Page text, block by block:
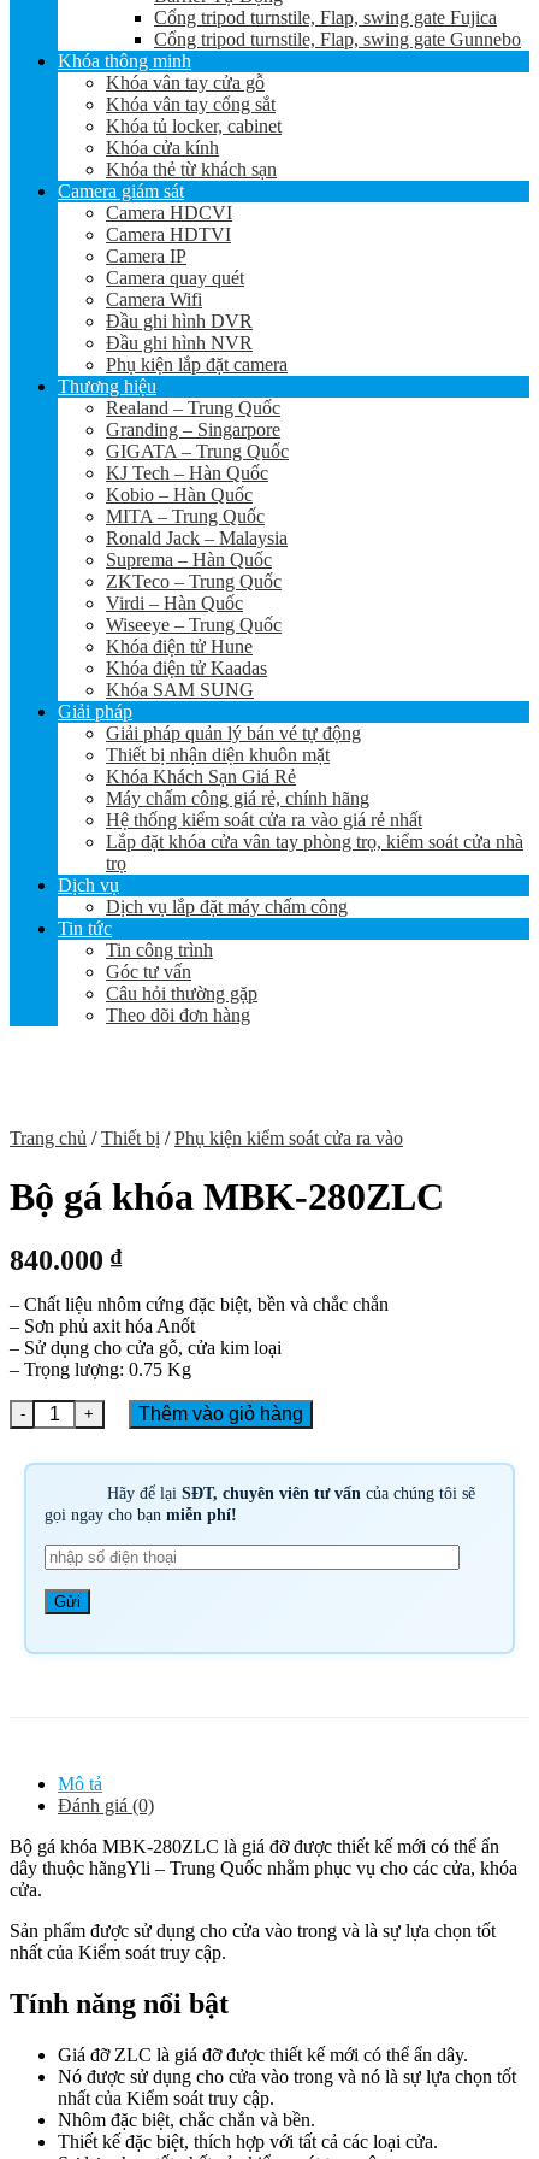
Cổng tripod turnstile, Flap, swing gate Fujica
Cổng tripod turnstile, Flap, swing gate Gunnebo
Khóa thông minh
Khóa vân tay cửa gỗ
Khóa vân tay cổng sắt
Khóa tủ locker, cabinet
Khóa cửa kính
Khóa thẻ từ khách sạn
Camera giám sát
Camera HDCVI
Camera HDTVI
Camera IP
Camera quay quét
Camera Wifi
Đầu ghi hình DVR
Đầu ghi hình NVR
Phụ kiện lắp đặt camera
Thương hiệu
Realand – Trung Quốc
Granding – Singarpore
GIGATA – Trung Quốc
KJ Tech – Hàn Quốc
Kobio – Hàn Quốc
MITA – Trung Quốc
Ronald Jack – Malaysia
Suprema – Hàn Quốc
ZKTeco – Trung Quốc
Virdi – Hàn Quốc
Wiseeye – Trung Quốc
Khóa điện tử Hune
Khóa điện tử Kaadas
Khóa SAM SUNG
Giải pháp
Giải pháp quản lý bán vé tự động
Thiết bị nhận diện khuôn mặt
Khóa Khách Sạn Giá Rẻ
Máy chấm công giá rẻ, chính hãng
Hệ thống kiểm soát cửa ra vào giá rẻ nhất
Lắp đặt khóa cửa vân tay phòng trọ, kiểm soát cửa nhà
trọ
Dịch vụ
Dịch vụ lắp đặt máy chấm công
Tin tức
Tin công trình
Góc tư vấn
Câu hỏi thường gặp
Theo dõi đơn hàng
Trang chủ / Thiết bị / Phụ kiện kiểm soát cửa ra vào
Bộ gá khóa MBK-280ZLC
840.000 ₫
– Chất liệu nhôm cứng đặc biệt, bền và chắc chắn
– Sơn phủ axit hóa Anốt
– Sử dụng cho cửa gỗ, cửa kim loại
– Trọng lượng: 0.75 Kg
Bộ gá khóa MBK-280ZLC số lượng
Thêm vào giỏ hàng
Hãy để lạiSĐT, chuyên viên tư vấncủa chúng tôi sẽ
gọi ngay cho bạn miễn phí!
Mô tả
Đánh giá (0)
Bộ gá khóa MBK-280ZLC là giá đỡ được thiết kế mới có thể ẩn
dây thuộc hãngYli – Trung Quốc nhằm phục vụ cho các cửa, khóa
cửa.
Sản phẩm được sử dụng cho cửa vào trong và là sự lựa chọn tốt
nhất của Kiểm soát truy cập.
Tính năng nổi bật
Giá đỡ ZLC là giá đỡ được thiết kế mới có thể ẩn dây.
Nó được sử dụng cho cửa vào trong và nó là sự lựa chọn tốt
nhất của Kiểm soát truy cập.
Nhôm đặc biệt, chắc chắn và bền.
Thiết kế đặc biệt, thích hợp với tất cả các loại cửa.